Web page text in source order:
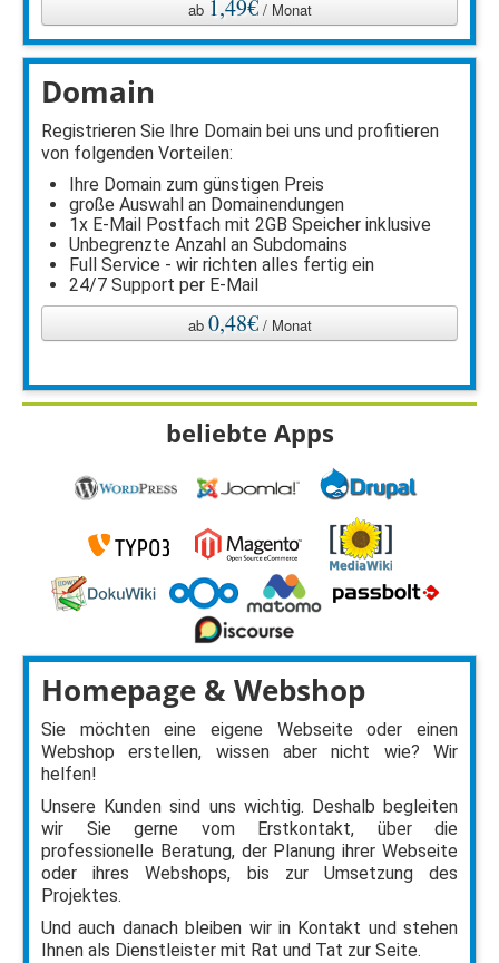
ab 1,49€/ Monat
Domain
Registrieren Sie Ihre Domain bei uns und profitieren
von folgenden Vorteilen:
Ihre Domain zum günstigen Preis
große Auswahl an Domainendungen
1x E-Mail Postfach mit 2GB Speicher inklusive
Unbegrenzte Anzahl an Subdomains
Full Service - wir richten alles fertig ein
24/7 Support per E-Mail
ab 0,48€/ Monat
beliebte Apps
Homepage & Webshop
Sie möchten eine eigene Webseite oder einen
Webshop erstellen, wissen aber nicht wie? Wir
helfen!
Unsere Kunden sind uns wichtig. Deshalb begleiten
wir Sie gerne vom Erstkontakt, über die
professionelle Beratung, der Planung ihrer Webseite
oder ihres Webshops, bis zur Umsetzung des
Projektes.
Und auch danach bleiben wir in Kontakt und stehen
Ihnen als Dienstleister mit Rat und Tat zur Seite.